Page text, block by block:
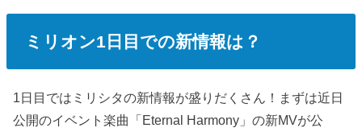
ミリオン1日目での新情報は？
1日目ではミリシタの新情報が盛りだくさん！まずは近日
公開のイベント楽曲「Eternal Harmony」の新MVが公